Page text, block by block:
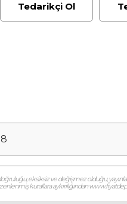
Tedarikçi Ol
eksiksiz ve değişmez olduğu,
kurallara aykırılığından